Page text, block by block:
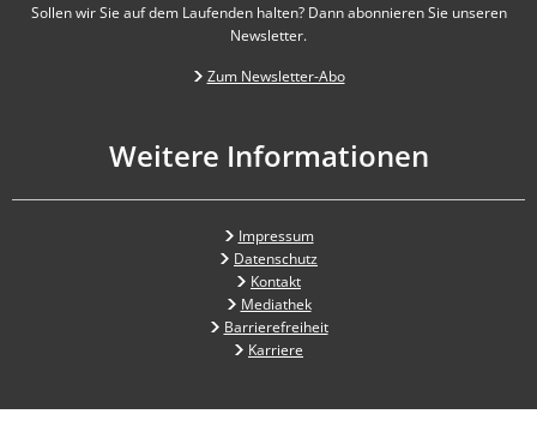
Sollen wir Sie auf dem Laufenden halten? Dann abonnieren Sie unseren
Newsletter.
Zum Newsletter-Abo
Weitere Informationen
Impressum
Datenschutz
Kontakt
Mediathek
Barrierefreiheit
Karriere